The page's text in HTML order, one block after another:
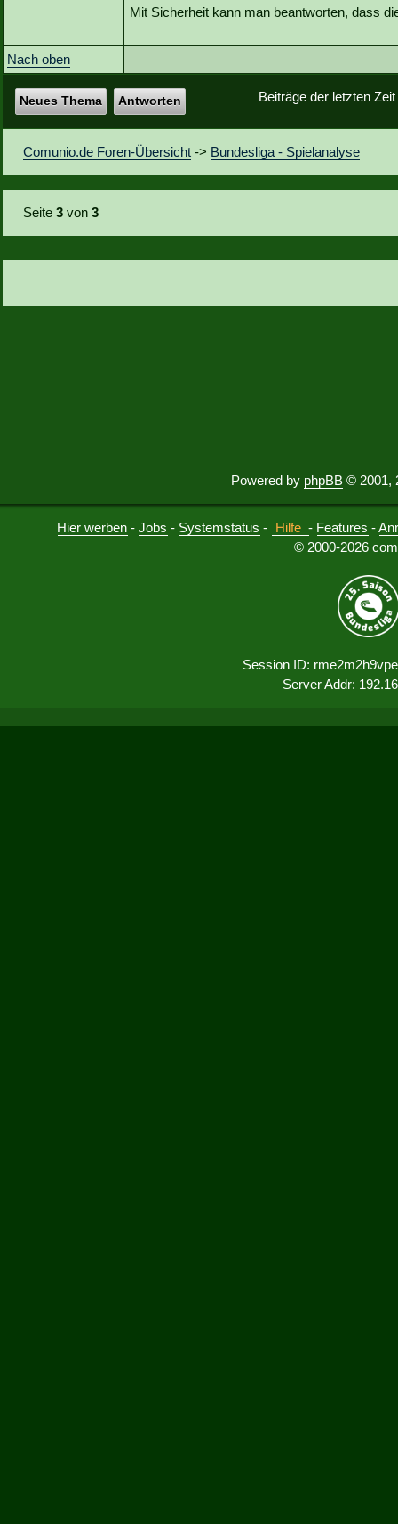
Mit Sicherheit kann man beantworten, dass
Nach oben
Beiträge der letzten
Neues Thema Antworten
Comunio.de Foren-Übersicht -> Bundesliga - Spielanalyse
Seite3 von3
Powered by phpBB © 2001,
Hier werben -Jobs - Systemstatus - Hilfe - Features -
© 2000-2026
Session ID:
Server Addr: